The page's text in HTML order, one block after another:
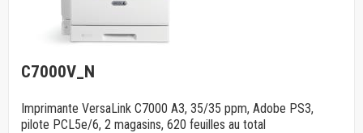
C7000V_N
Imprimante VersaLink C7000 A3, 35/35 ppm, Adobe PS3,
pilote PCL5e/6, 2 magasins, 620 feuilles au total